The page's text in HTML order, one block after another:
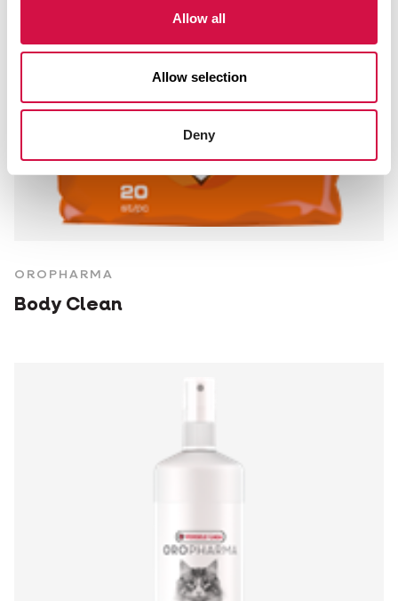
Allow all
Allow selection
Deny
OROPHARMA
Body Clean